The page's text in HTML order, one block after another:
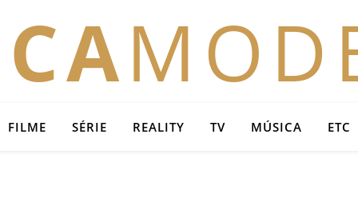
FILME SÉRIE REALITY TV MÚSICA ETC